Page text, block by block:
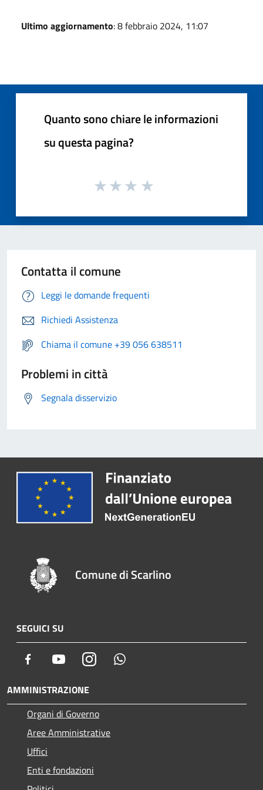
Ultimo aggiornamento: 8 febbraio 2024, 11:07
Quanto sono chiare le informazioni
su questa pagina?
Contatta il comune
Leggi le domande frequenti
Richiedi Assistenza
Chiama il comune +39 056 638511
Problemi in città
Segnala disservizio
Comune di Scarlino
SEGUICI SU
Facebook YoutubeInstagram
AMMINISTRAZIONE
Organi di Governo
Aree Amministrative
Uffici
Enti e fondazioni